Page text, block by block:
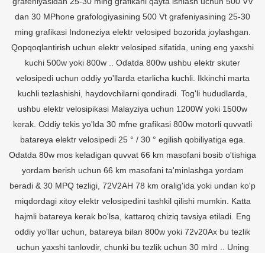
dan 30 MPhone grafologiyasining 500 Vt grafeniyasining 25-30
ming grafikasi Indoneziya elektr velosiped bozorida joylashgan.
Qopqoqlantirish uchun elektr velosiped sifatida, uning eng yaxshi
kuchi 500w yoki 800w .. Odatda 800w ushbu elektr skuter
velosipedi uchun oddiy yo'llarda etarlicha kuchli. Ikkinchi marta
kuchli tezlashishi, haydovchilarni qondiradi. Tog'li hududlarda,
ushbu elektr velosipikasi Malayziya uchun 1200W yoki 1500w
kerak. Oddiy tekis yo'lda 30 mfne grafikasi 800w motorli quvvatli
batareya elektr velosipedi 25 ° / 30 ° egilish qobiliyatiga ega.
Odatda 80w mos keladigan quvvat 66 km masofani bosib o'tishiga
yordam berish uchun 66 km masofani ta'minlashga yordam
beradi & 30 MPQ tezligi, 72V2AH 78 km oralig'ida yoki undan ko'p
miqdordagi xitoy elektr velosipedini tashkil qilishi mumkin. Katta
hajmli batareya kerak bo'lsa, kattaroq chiziq tavsiya etiladi. Eng
oddiy yo'llar uchun, batareya bilan 800w yoki 72v20Ax bu tezlik
uchun yaxshi tanlovdir, chunki bu tezlik uchun 30 mlrd .. Uning